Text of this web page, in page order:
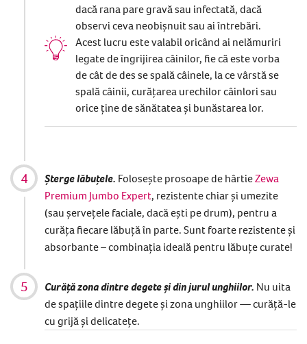
dacă rana pare gravă sau infectată, dacă
observi ceva neobișnuit sau ai întrebări.
Acest lucru este valabil oricând ai nelămuriri
legate de îngrijirea câinilor, fie că este vorba
de cât de des se spală câinele, la ce vârstă se
spală câinii, curățarea urechilor câinlori sau
orice ține de sănătatea și bunăstarea lor.
Șterge lăbuțele. Folosește prosoape de hârtieZewa
Premium Jumbo Expert, rezistente chiar și umezite
(sau șervețele faciale, dacă ești pe drum), pentru a
curăța fiecare lăbuță în parte. Sunt foarte rezistente și
absorbante – combinația ideală pentru lăbuțe curate!
Curăță zona dintre degete și din jurul unghiilor. Nu uita
de spațiile dintre degete și zona unghiilor — curăță-le
cu grijă și delicatețe.